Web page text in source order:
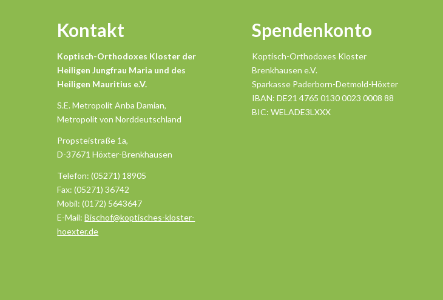
Kontakt
Koptisch-Orthodoxes Kloster der
Heiligen Jungfrau Maria und des
Heiligen Mauritius e.V.
S.E. Metropolit Anba Damian,
Metropolit von Norddeutschland
Propsteistraße 1a,
D-37671 Höxter-Brenkhausen
Telefon: (05271) 18905
Fax: (05271) 36742
Mobil: (0172) 5643647
E-Mail:Bischof@koptisches-kloster-
hoexter.de
Spendenkonto
Koptisch-Orthodoxes Kloster
Brenkhausen e.V.
Sparkasse Paderborn-Detmold-Höxter
IBAN: DE21 4765 0130 0023 0008 88
BIC: WELADE3LXXX